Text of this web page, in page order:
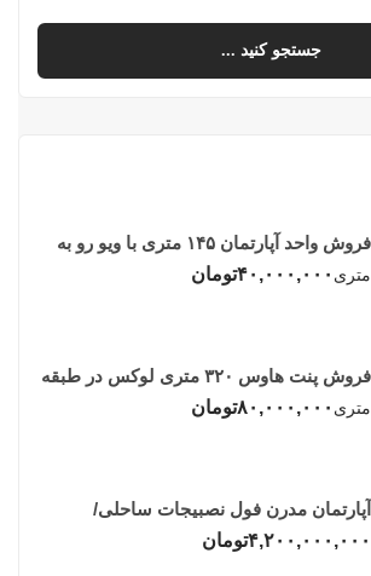
جستجو کنید ...
فروش واحد آپارتمان ۱۴۵ متری با ویو رو به
دریا در فریدونکنار
متری ۴۰,۰۰۰,۰۰۰تومان
فروش پنت هاوس ۳۲۰ متری لوکس در طبقه
چهاردهم فریدونکنار
متری ۸۰,۰۰۰,۰۰۰تومان
آپارتمان مدرن فول نصبیجات ساحلی/
فریدونکنار
۴,۲۰۰,۰۰۰,۰۰۰تومان